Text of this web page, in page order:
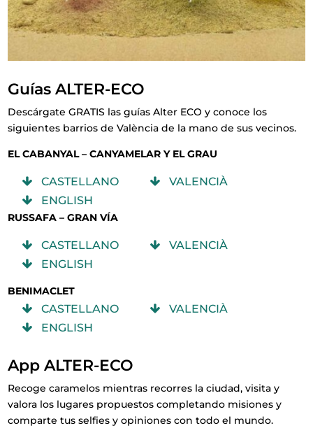
Guías ALTER-ECO
Descárgate GRATIS las guías Alter ECO y conoce los
siguientes barrios de Valènciade la mano de sus vecinos.
EL CABANYAL – CANYAMELAR Y EL GRAU
CASTELLANO
VALENCIÀ
ENGLISH
RUSSAFA – GRAN VÍA
CASTELLANO
VALENCIÀ
ENGLISH
BENIMACLET
CASTELLANO
VALENCIÀ
ENGLISH
App ALTER-ECO
Recoge caramelos mientras recorres la ciudad, visita y
valora los lugares propuestos completando misiones y
comparte tus selfies y opiniones con todo el mundo.